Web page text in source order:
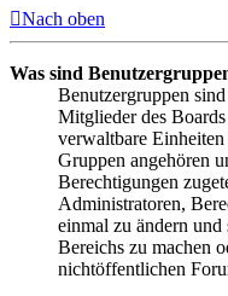
Nach oben
Was sind
Benutzergruppen
Mitglieder des
verwaltbare
Gruppen angehören
Berechtigungen
Administratoren,
einmal zu ändern
Bereichs zu machen
nichtöffentlichen